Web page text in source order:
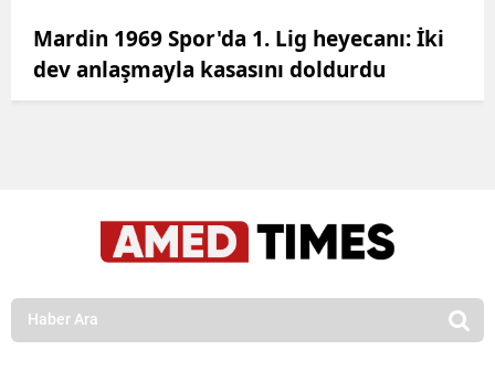
Mardin 1969 Spor'da 1. Lig heyecanı: İki
dev anlaşmayla kasasını doldurdu